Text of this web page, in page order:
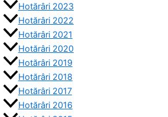
Hotărâri 2023
Hotărâri 2022
Hotărâri 2021
Hotărâri 2020
Hotărâri 2019
Hotărâri 2018
Hotărâri 2017
Hotărâri 2016